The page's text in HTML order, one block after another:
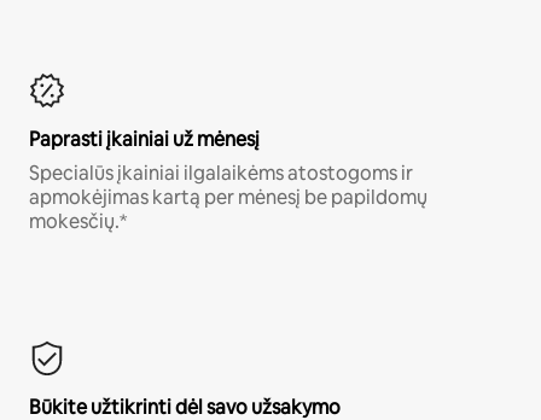
Paprasti įkainiai už mėnesį
Specialūs įkainiai ilgalaikėms atostogoms ir
apmokėjimas kartą per mėnesį be papildomų
mokesčių.*
Būkite užtikrinti dėl savo užsakymo